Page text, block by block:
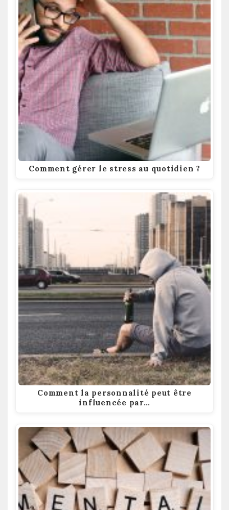
Comment gérer le stress au quotidien ?
Comment la personnalité peut être
influencée par…